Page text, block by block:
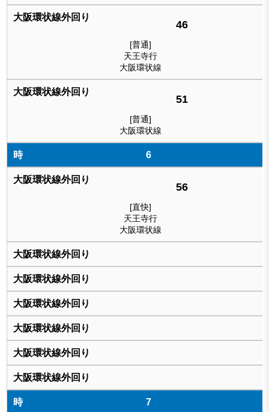
46
[普通]
天王寺行
大阪環状線
51
[普通]
大阪環状線
6
56
[直快]
天王寺行
大阪環状線
7